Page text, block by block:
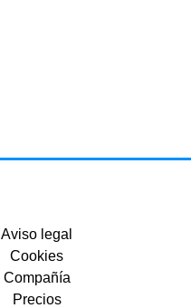
Aviso legal
Cookies
Compañía
Precios